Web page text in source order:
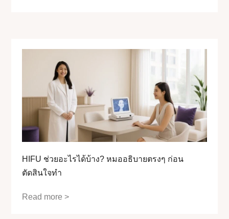
HIFU ช่วยอะไรได้บ้าง? หมออธิบายตรงๆ ก่อน
ตัดสินใจทำ
Read more >